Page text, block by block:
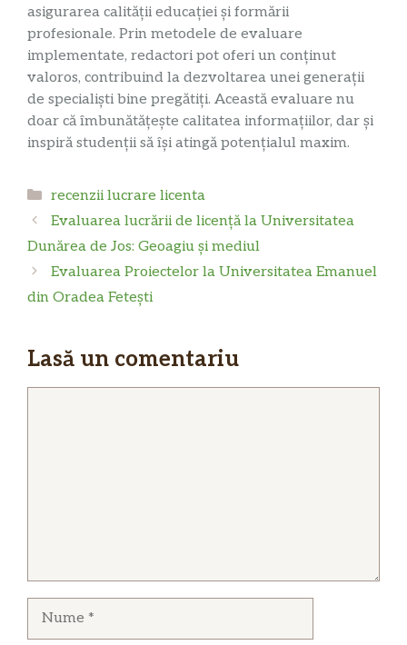
asigurarea calității educației și formării
profesionale. Prin metodele de evaluare
implementate, redactori pot oferi un conținut
valoros, contribuind la dezvoltarea unei generații
de specialiști bine pregătiți. Această evaluare nu
doar că îmbunătățește calitatea informațiilor, dar și
inspiră studenții să își atingă potențialul maxim.
Categorii
recenzii lucrare licenta
Evaluarea lucrării de licență la Universitatea
Dunărea de Jos: Geoagiu și mediul
Evaluarea Proiectelor la Universitatea Emanuel
din Oradea Fetești
Lasă un comentariu